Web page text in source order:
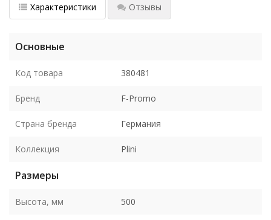
Характеристики Отзывы
Основные
Код товара 380481
Бренд F-Promo
Страна бренда Германия
Коллекция Plini
Размеры
Высота, мм 500